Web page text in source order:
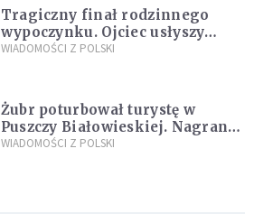
Tragiczny finał rodzinnego
wypoczynku. Ojciec usłyszy
zarzuty
WIADOMOŚCI Z POLSKI
Żubr poturbował turystę w
Puszczy Białowieskiej. Nagranie
daje do myślenia
WIADOMOŚCI Z POLSKI